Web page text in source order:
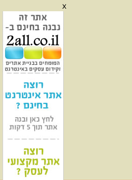
x
אגדה מהלכת וששים שנות מדינה